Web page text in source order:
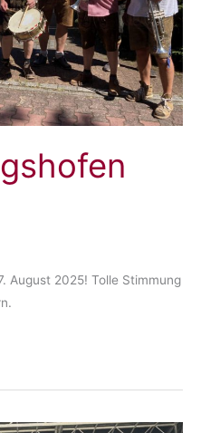
August 2025! Tolle Stimmung